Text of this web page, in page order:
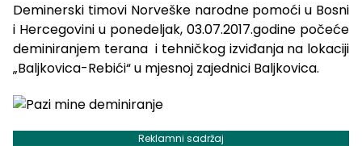
Deminerski timovi Norveške narodne pomoći u Bosni
i Hercegovini u ponedeljak, 03.07.2017.godine počeće
deminiranjem terana i tehničkog izviđanja na lokaciji
„Baljkovica-Rebići“ u mjesnoj zajednici Baljkovica.
Reklamni sadržaj